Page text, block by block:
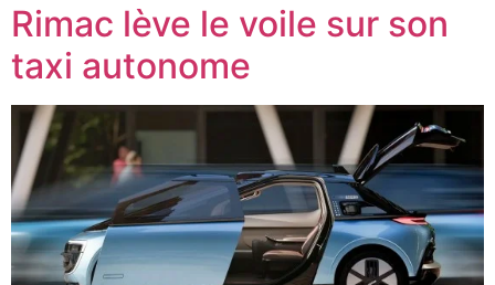
Rimac lève le voile sur son
taxi autonome